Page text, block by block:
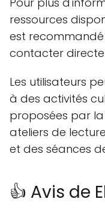
ressources
est recommandé
contacter
Les utilisateurs
à des activités
proposées par
ateliers de
et des séances
👍 Avis de